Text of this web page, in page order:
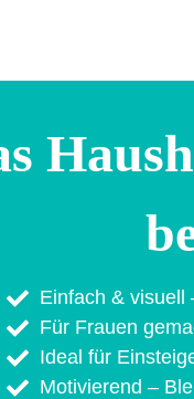
Einfach & visuell
Für Frauen
Ideal für
Motivierend –